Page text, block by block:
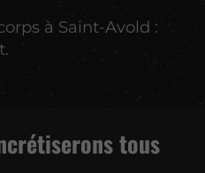
à Saint-Avold :
tous